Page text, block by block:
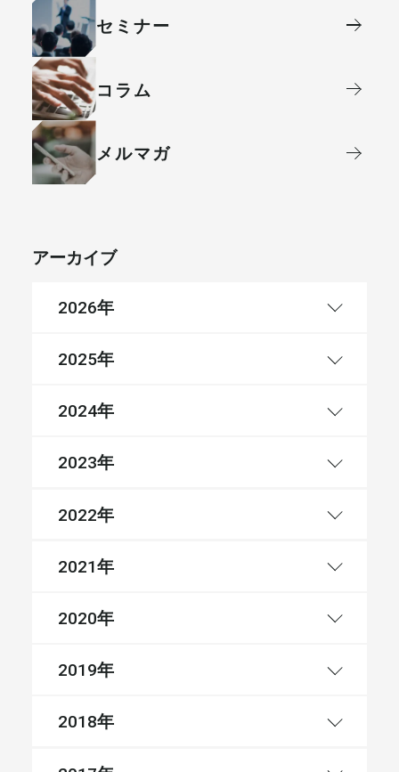
セミナー
コラム
メルマガ
アーカイブ
2026年
2025年
2024年
2023年
2022年
2021年
2020年
2019年
2018年